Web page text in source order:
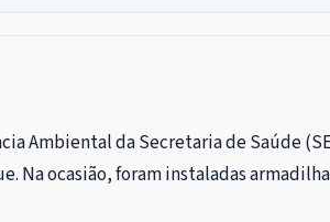
Ambiental da Secretaria de Saúde
Na ocasião, foram instaladas